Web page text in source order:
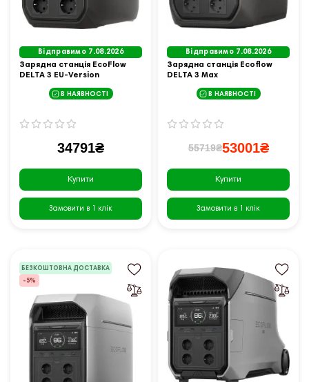
Відправимо 7.08.2026
Зарядна станція EcoFlow
DELTA 3 EU-Version
В НАЯВНОСТІ
34791₴
Купити
Замовити в 1 клік
Відправимо 7.08.2026
Зарядна станція Ecoflow
DELTA 3 Max
В НАЯВНОСТІ
55719₴53001₴
Купити
Замовити в 1 клік
БЕЗКОШТОВНА ДОСТАВКА
-5%